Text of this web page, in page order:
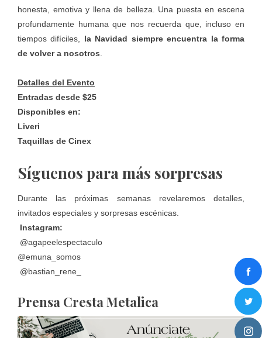
honesta, emotiva y llena de belleza. Una puesta en escena
profundamente humana que nos recuerda que, incluso en
tiempos difíciles, la Navidad siempre encuentra la forma
de volver a nosotros
Detalles del Evento
Entradas desde $25
Disponibles en:
Liveri
Taquillas de Cinex
Síguenos para más sorpresas
Durante las próximas semanas revelaremos detalles,
invitados especiales y sorpresas escénicas.
Instagram:
@agapeelespectaculo
@emuna_somos
@bastian_rene_
Prensa Cresta Metalica